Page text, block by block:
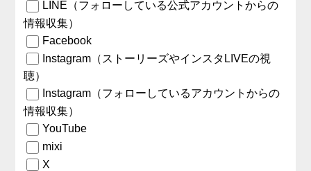
LINE（フォローしている公式アカウントからの
情報収集）
Facebook
Instagram（ストーリーズやインスタLIVEの視
聴）
Instagram（フォローしているアカウントからの
情報収集）
YouTube
mixi
X